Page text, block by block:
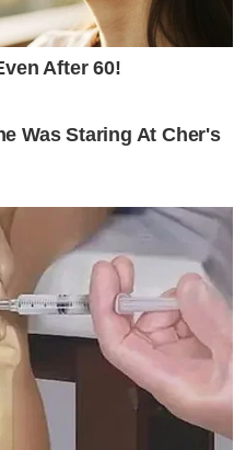
After 60!
Was Staring At Cher's